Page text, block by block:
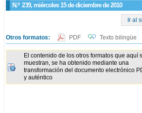
N.º 239, miércoles 15 de diciembre de 2010
Ir al
Otros formatos: PDF Texto bilingüe
El contenido de los otros formatos que aquí
muestran, se ha obtenido mediante una
transformación del documento electrónico
y auténtico